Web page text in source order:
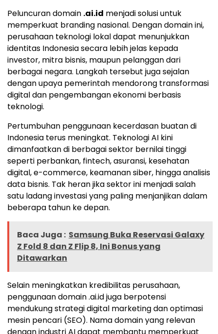
Peluncuran domain .ai.id menjadi solusi untuk
memperkuat branding nasional. Dengan domain ini,
perusahaan teknologi lokal dapat menunjukkan
identitas Indonesia secara lebih jelas kepada
investor, mitra bisnis, maupun pelanggan dari
berbagai negara. Langkah tersebut juga sejalan
dengan upaya pemerintah mendorong transformasi
digital dan pengembangan ekonomi berbasis
teknologi.
Pertumbuhan penggunaan kecerdasan buatan di
Indonesia terus meningkat. Teknologi AI kini
dimanfaatkan di berbagai sektor bernilai tinggi
seperti perbankan, fintech, asuransi, kesehatan
digital, e-commerce, keamanan siber, hingga analisis
data bisnis. Tak heran jika sektor ini menjadi salah
satu ladang investasi yang paling menjanjikan dalam
beberapa tahun ke depan.
Baca Juga : Samsung Buka Reservasi Galaxy
Z Fold 8 dan Z Flip 8, Ini Bonus yang
Ditawarkan
Selain meningkatkan kredibilitas perusahaan,
penggunaan domain .ai.id juga berpotensi
mendukung strategi digital marketing dan optimasi
mesin pencari (SEO). Nama domain yang relevan
dengan industri AI dapat membantu memperkuat